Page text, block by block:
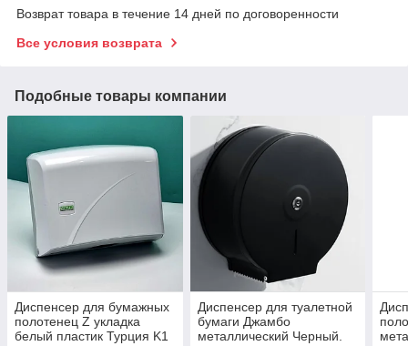
Возврат товара в течение 14 дней по договоренности
Все условия возврата
Подобные товары компании
Диспенсер для бумажных
полотенец Z укладка
белый пластик Турция K1
Диспенсер для туалетной
бумаги Джамбо
металлический Черный.